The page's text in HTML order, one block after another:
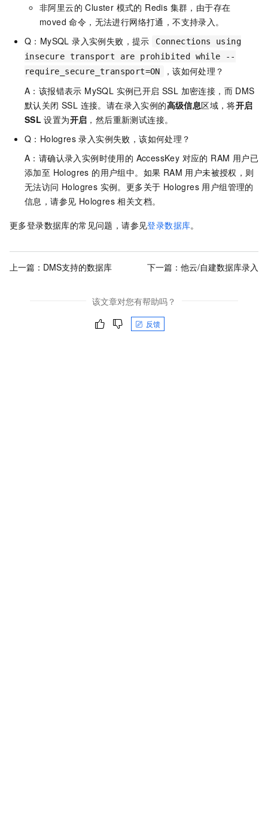
非阿里云的 Cluster 模式的 Redis 集群，由于存在
moved 命令，无法进行网络打通，不支持录入。
Q：MySQL 录入实例失败，提示
Connections using
insecure transport are prohibited while --
require_secure_transport=ON
，该如何处理？
A：该报错表示 MySQL 实例已开启 SSL 加密连接，而 DMS
默认关闭 SSL 连接。请在录入实例的高级信息区域，将开启
SSL 设置为开启 ，然后重新测试连接。
Q：Hologres 录入实例失败，该如何处理？
A：请确认录入实例时使用的 AccessKey 对应的 RAM 用户已
添加至 Hologres 的用户组中。如果 RAM 用户未被授权，则
无法访问 Hologres 实例。更多关于 Hologres 用户组管理的
信息，请参见 Hologres 相关文档。
更多登录数据库的常见问题，请参见登录数据库。
上一篇： DMS支持的数据库 下一篇： 他云/自建数据库录入
该文章对您有帮助吗？
反馈